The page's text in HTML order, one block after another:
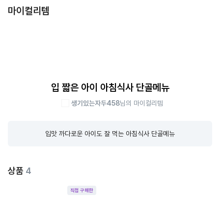
마이컬리템
입 짧은 아이 아침식사 단골메뉴
생기있는자두458님의 마이컬리템
입맛 까다로운 아이도 잘 먹는 아침식사 단골메뉴
상품 4
직접 구매한